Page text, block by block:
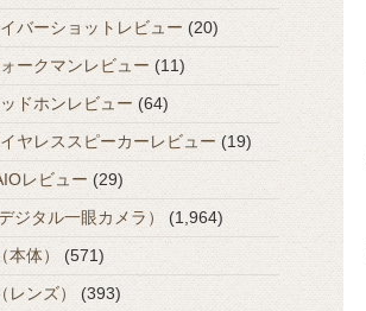
バーショットレビュー (20)
ークマンレビュー (11)
ドホンレビュー (64)
ヤレススピーカーレビュー (19)
レビュー (29)
ジタル一眼カメラ）
(1,964)
本体）
(571)
レンズ）
(393)